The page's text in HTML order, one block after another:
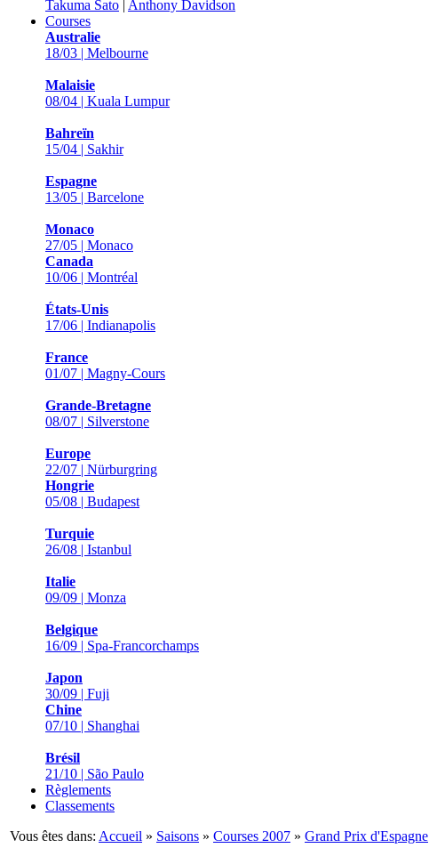
Takuma Sato | Anthony Davidson
Courses
Australie
18/03 | Melbourne
Malaisie
08/04 | Kuala Lumpur
Bahreïn
15/04 | Sakhir
Espagne
13/05 | Barcelone
Monaco
27/05 | Monaco
Canada
10/06 | Montréal
États-Unis
17/06 | Indianapolis
France
01/07 | Magny-Cours
Grande-Bretagne
08/07 | Silverstone
Europe
22/07 | Nürburgring
Hongrie
05/08 | Budapest
Turquie
26/08 | Istanbul
Italie
09/09 | Monza
Belgique
16/09 | Spa-Francorchamps
Japon
30/09 | Fuji
Chine
07/10 | Shanghai
Brésil
21/10 | São Paulo
Règlements
Classements
Vous êtes dans: Accueil » Saisons » Courses 2007 » Grand Prix d'Espagne